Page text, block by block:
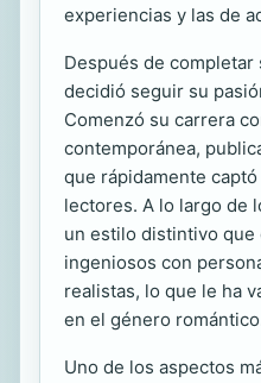
experiencias y las de
Después de completar
decidió seguir su
Comenzó su carrera
contemporánea,
que rápidamente
lectores. A lo largo de
un estilo distintivo que
ingeniosos con
realistas, lo que le ha
en el género
Uno de los aspectos